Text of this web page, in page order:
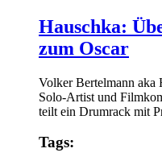
Hauschka:
zum Oscar
Volker Bertelmann aka
Solo-Artist und
teilt ein Drumrack mit
Tags: